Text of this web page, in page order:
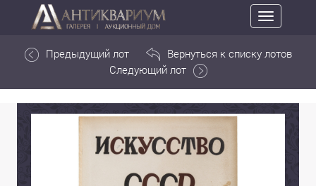
Toggle
navigation
Предыдущий лот
Вернуться к списку лотов
Следующий лот